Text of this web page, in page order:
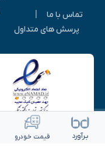
تماس با ما
پرسش های متداول
بـرآورد قیمت خـودرو